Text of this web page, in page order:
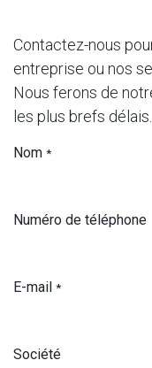
Contactez-nous
entreprise ou nos
Nous ferons de
les plus brefs délais.
Nom *
Numéro de téléphone
E-mail *
Société